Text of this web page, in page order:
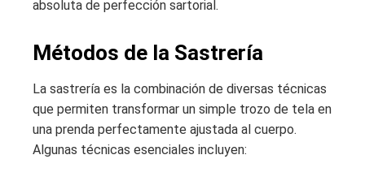
absoluta de perfección sartorial.
Métodos de la Sastrería
La sastrería es la combinación de diversas técnicas
que permiten transformar un simple trozo de tela en
una prenda perfectamente ajustada al cuerpo.
Algunas técnicas esenciales incluyen: